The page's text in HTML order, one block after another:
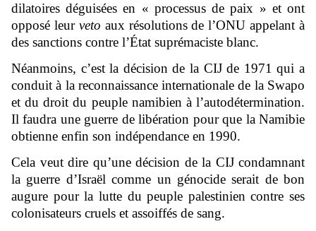
dilatoires déguisées en « processus de paix » et ont
opposé leur veto aux résolutions de l’ONU appelant à
des sanctions contre l’État suprémaciste blanc.
Néanmoins, c’est la décision de la CIJ de 1971 qui a
conduit à la reconnaissance internationale de la Swapo
et du droit du peuple namibien à l’autodétermination.
Il faudra une guerre de libération pour que la Namibie
obtienne enfin son indépendance en 1990.
Cela veut dire qu’une décision de la CIJ condamnant
la guerre d’Israël comme un génocide serait de bon
augure pour la lutte du peuple palestinien contre ses
colonisateurs cruels et assoiffés de sang.